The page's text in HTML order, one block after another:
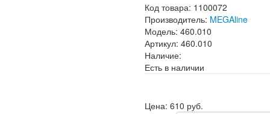
Код товара: 1100072
Производитель: MEGAline
Модель: 460.010
Артикул: 460.010
Наличие:
Есть в наличии
Цена: 610 руб.